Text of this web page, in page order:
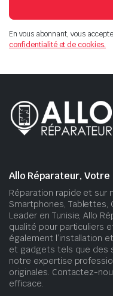
En vous abonnant, vous
confidentialité et de cookies.
Allo Réparateur,
Réparation rapide et sur
Smartphones, Tablettes,
Leader en Tunisie, Allo
qualité pour particuliers
également l’installation
et gadgets tels que des
notre expertise
originales. Contactez-
efficace.